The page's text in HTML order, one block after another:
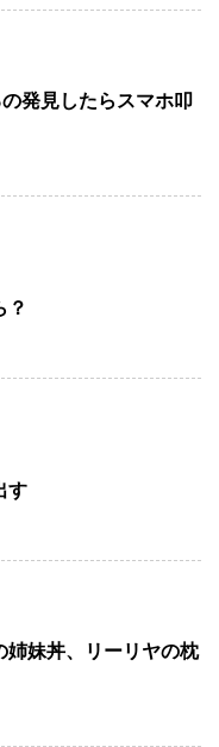
発見したらスマホ叩
？
す
姉妹丼、リーリヤの枕